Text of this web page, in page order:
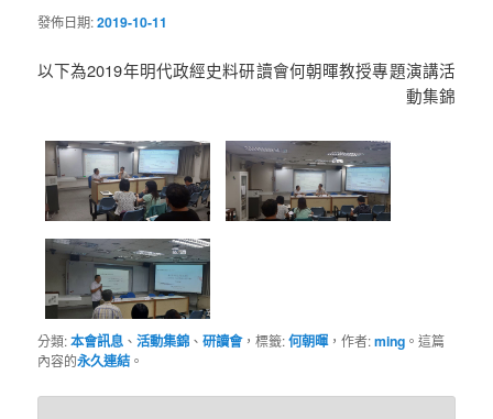
發佈日期:2019-10-11
以下為2019年明代政經史料研讀會何朝暉教授專題演講活
動集錦
分類:本會訊息 、活動集錦 、研讀會，標籤:何朝暉，作者:ming 。這篇
內容的永久連結。